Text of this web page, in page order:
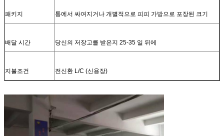
패키지 통에서 싸여지거나 개별적으로 피피 가방으로 포장된 크기
배달 시간 당신의 저장고를 받은지 25-35 일 뒤에
지불조건 전신환 L/C (신용장)